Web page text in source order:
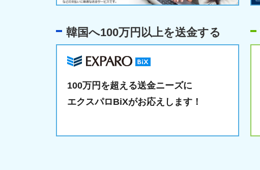
韓国へ100万円以上を送金する
100万円を超える送金ニーズに
エクスパロBiXがお応えします！